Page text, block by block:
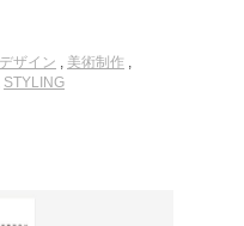
ザイン 美術制作
STYLING